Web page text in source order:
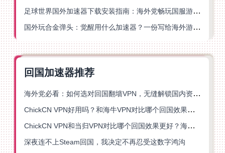
足球世界国外加速器下载安装指南：海外党畅玩国服游戏的终极解决方案
国外玩合金弹头：觉醒用什么加速器？一份写给海外游子的畅玩指南
回国加速器推荐
海外党必看：如何选对回国翻墙VPN，无缝解锁国内资源？
ChickCN VPN好用吗？和海牛VPN对比哪个回国效果更好？
ChickCN VPN和当归VPN对比哪个回国效果更好？海外党亲测后选了它
深夜连不上Steam回国，我决定不再忍受这数字鸿沟